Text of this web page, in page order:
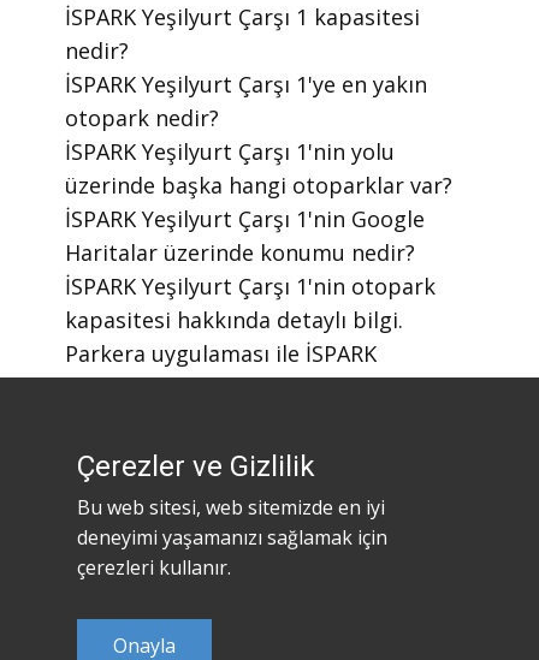
​İSPARK Yeşilyurt Çarşı 1 kapasitesi
nedir?
​İSPARK Yeşilyurt Çarşı 1'ye en yakın
otopark nedir?
​İSPARK Yeşilyurt Çarşı 1'nin yolu
üzerinde başka hangi otoparklar var?
​İSPARK Yeşilyurt Çarşı 1'nin Google
Haritalar üzerinde konumu nedir?
​İSPARK Yeşilyurt Çarşı 1'nin otopark
kapasitesi hakkında detaylı bilgi.
​Parkera uygulaması ile İSPARK
otoparklarını nasıl bulabilirim?
indirilir?
Çerezler ve Gizlilik
Bu web sitesi, web sitemizde en iyi
deneyimi yaşamanızı sağlamak için
çerezleri kullanır.
Onayla